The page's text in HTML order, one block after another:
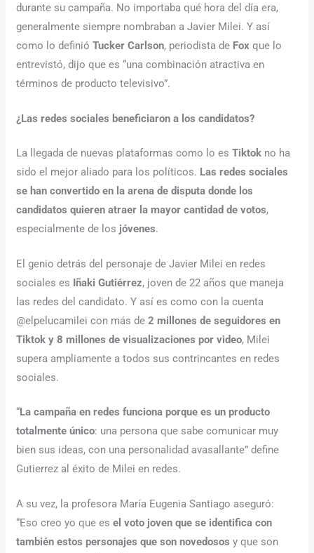
durante su campaña. No importaba qué hora del día era,
generalmente siempre nombraban a Javier Milei. Y así
como lo definióTucker Carlson, periodista de Foxque lo
entrevistó, dijo que es “una combinación atractiva en
términos de producto televisivo”.
¿Las redes sociales beneficiaron a los candidatos?
La llegada de nuevas plataformas como lo esTiktok no ha
sido el mejor aliado para los políticos. Las redes sociales
se han convertido en la arena de disputa donde los
candidatos quieren atraer la mayor cantidad de votos,
especialmente de los jóvenes.
El genio detrás del personaje de Javier Milei en redes
sociales es Iñaki Gutiérrez, joven de 22 años que maneja
las redes del candidato. Y así es como con la cuenta
@elpelucamilei con más de2 millones de seguidores en
Tiktok y 8 millones de visualizaciones por video, Milei
supera ampliamente a todos sus contrincantes en redes
sociales.
“La campaña en redes funciona porque es un producto
totalmente único: una persona que sabe comunicar muy
bien sus ideas, con una personalidad avasallante” define
Gutierrez al éxito de Milei en redes.
A su vez, la profesora María Eugenia Santiago aseguró:
“Eso creo yo que es el voto joven que se identifica con
también estos personajes que son novedosos y que son